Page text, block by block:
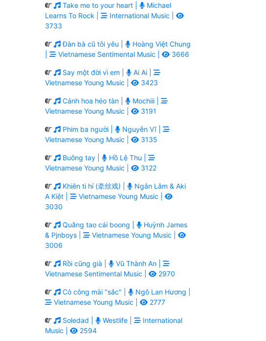
Take me to your heart |
Michael
Learns To Rock |
International Music |
3733
Đàn bà cũ tôi yêu |
Hoàng Việt Chung
Vietnamese Sentimental Music | 3666
Say một đời vì em |
Ai Ai |
Vietnamese Young Music |
3423
Cánh hoa héo tàn |
Mochiii |
Vietnamese Young Music |
3191
Phim ba người |
Nguyễn Vĩ |
Vietnamese Young Music |
3135
Buông tay |
Hồ Lệ Thu |
Vietnamese Young Music |
3122
Khiên ti hí (牵丝戏) |
Ngân Lâm & Aki
A Kiệt |
Vietnamese Young Music |
3030
Quăng tao cái boong |
Huỳnh James
& Pjnboys |
Vietnamese Young Music |
3006
Rồi cũng già |
Vũ Thành An |
Vietnamese Sentimental Music |
2970
Có công mài "sắc" |
Ngô Lan Hương |
Vietnamese Young Music |
2777
Soledad | Westlife |
International
Music |
2594